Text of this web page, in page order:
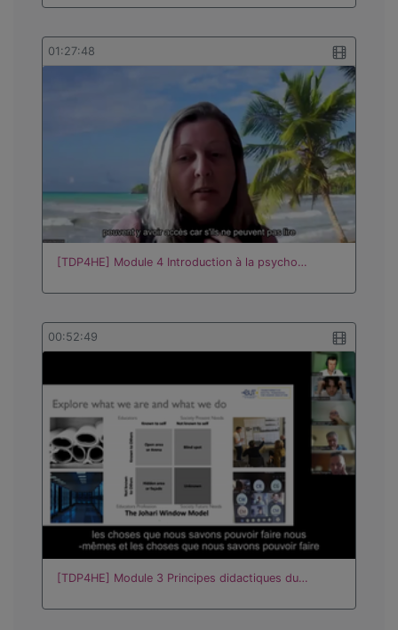
01:27:48
[TDP4HE] Module 4 Introduction à la psycho…
00:52:49
[TDP4HE] Module 3 Principes didactiques du…